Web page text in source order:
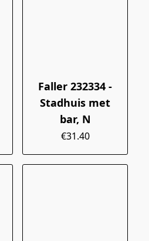
Faller 232334 -
Stadhuis met
bar, N
€31.40